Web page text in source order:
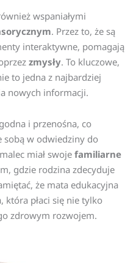
wspaniałymi
. Przez to, że są
interaktywne, pomagają
zmysły. To kluczowe,
to jedna z najbardziej
nowych informacji.
i przenośna, co
sobą w odwiedziny do
miał swoje familiarne
gdzie rodzina zdecyduje
że mata edukacyjna
która płaci się nie tylko
zdrowym rozwojem.